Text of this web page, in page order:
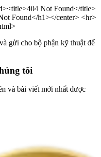
Not Found</title>
Found</h1></center> <hr>
gửi cho bộ phận kỹ thuật để
tôi
và bài viết mới nhất được